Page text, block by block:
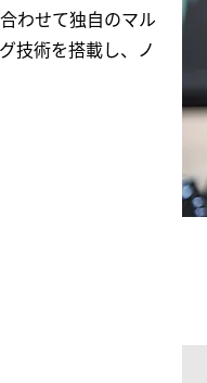
わせて独自のマル
技術を搭載し、ノ